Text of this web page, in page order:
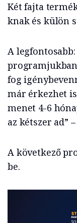
Két fajta
knak és külön
A
fog
már érkezhet
menet 4-6
az kétszer ad”
A következő
be.